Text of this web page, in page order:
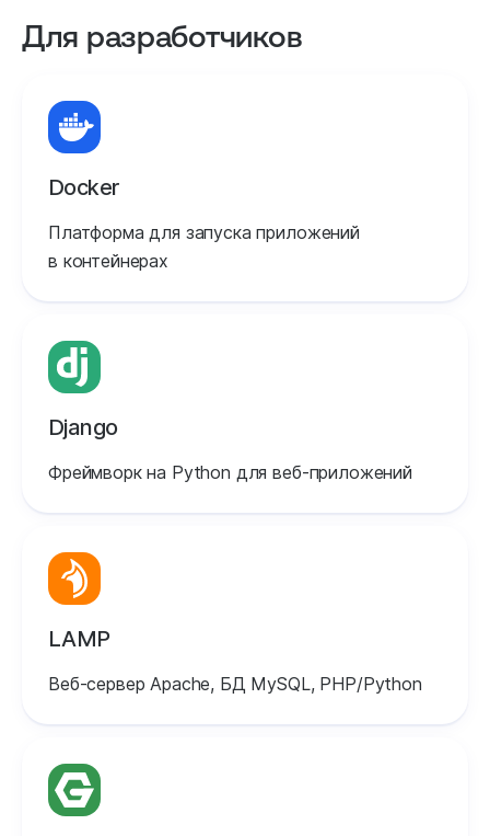
Для разработчиков
Docker
Платформа для запуска приложений
в контейнерах
Django
Фреймворк на Python для веб‑приложений
LAMP
Веб-сервер Apache, БД MySQL, PHP/Python